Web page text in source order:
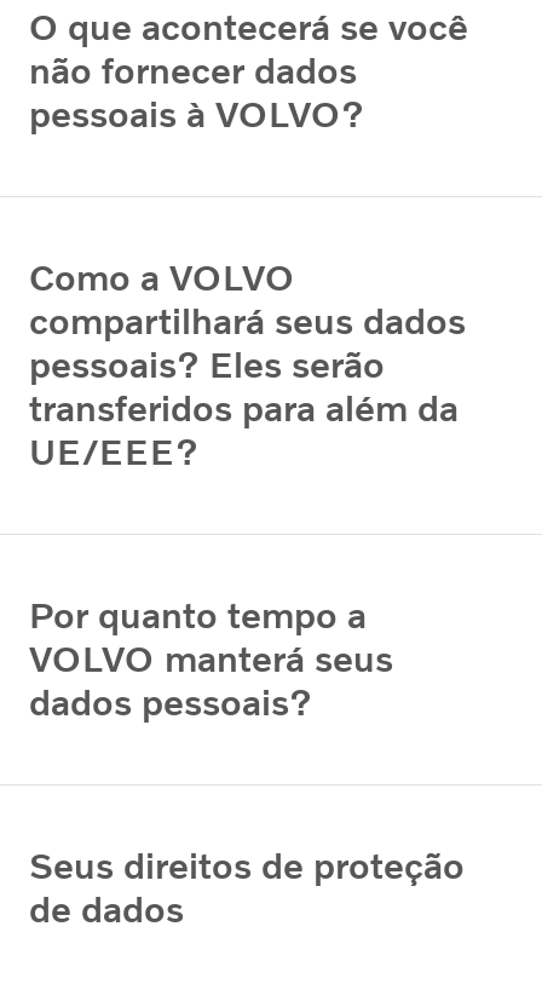
O que acontecerá se você
não fornecer dados
pessoais à VOLVO?
Como a VOLVO
compartilhará seus dados
pessoais? Eles serão
transferidos para além da
UE/EEE?
Por quanto tempo a
VOLVO manterá seus
dados pessoais?
Seus direitos de proteção
de dados